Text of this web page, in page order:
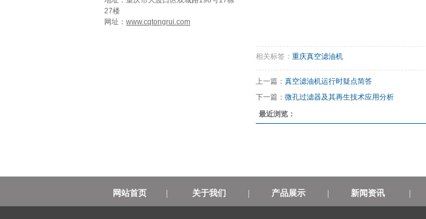
27楼
网址： www.cqtongrui.com
相关标签： 重庆真空滤油机
上一篇： 真空滤油机运行时疑点简答
下一篇： 微孔过滤器及其再生技术应用分析
最近浏览：
网站首页 关于我们 产品展示| 新闻资讯|